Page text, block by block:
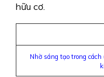
hữu cơ.
Nhờ sáng tạo trong